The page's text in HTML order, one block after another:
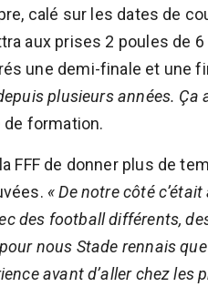
calé sur les dates de
aux prises 2 poules de
une demi-finale et une
plusieurs années. Ça
de formation.
FFF de donner plus de
« De notre côté
des football différents,
nous Stade rennais
avant d’aller chez les